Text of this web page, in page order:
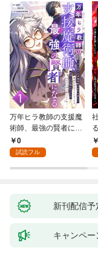
万年ヒラ教師の支援魔
術師、最強の賢者にな
る～不人気の支援魔術
師は給料泥棒だと魔術
が、出世した元教え子
0
試読フル
新刊配信予
キャンペー